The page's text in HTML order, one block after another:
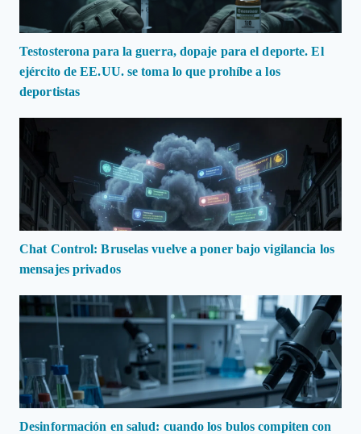
Testosterona para la guerra, dopaje para el deporte. El
ejército de EE.UU. se toma lo que prohíbe a los
deportistas
Chat Control: Bruselas vuelve a poner bajo vigilancia los
mensajes privados
Desinformación en salud: cuando los bulos compiten con